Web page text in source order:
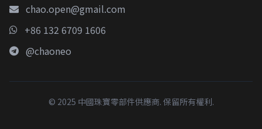
chao.open@gmail.com
+86 132 6709 1606
@chaoneo
© 2025 中國珠寶零部件供應商. 保留所有權利.